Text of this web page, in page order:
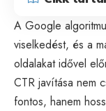
A Google
viselkedést, és a
oldalakat idővel
CTR javítása nem
fontos, hanem